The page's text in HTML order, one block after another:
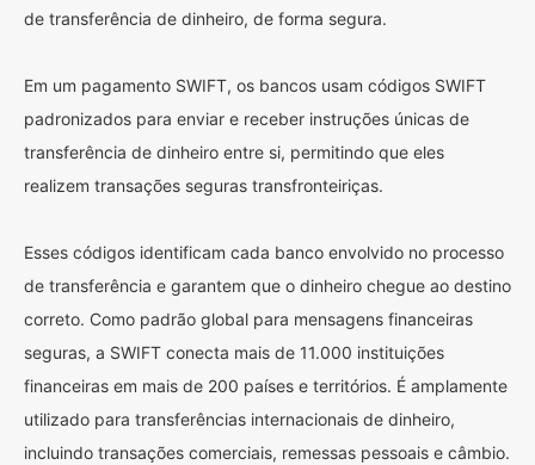
de transferência de dinheiro, de forma segura.
Em um pagamento SWIFT, os bancos usam códigos SWIFT
padronizados para enviar e receber instruções únicas de
transferência de dinheiro entre si, permitindo que eles
realizem transações seguras transfronteiriças.
Esses códigos identificam cada banco envolvido no processo
de transferência e garantem que o dinheiro chegue ao destino
correto. Como padrão global para mensagens financeiras
seguras, a SWIFT conecta mais de 11.000 instituições
financeiras em mais de 200 países e territórios. É amplamente
utilizado para transferências internacionais de dinheiro,
incluindo transações comerciais, remessas pessoais e câmbio.